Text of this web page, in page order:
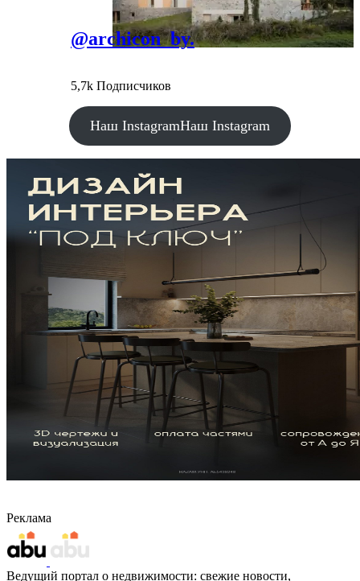
@archicon_by.
5,7k Подписчиков
Наш InstagramНаш Instagram
Реклама
Ведущий портал о недвижимости: свежие новости,